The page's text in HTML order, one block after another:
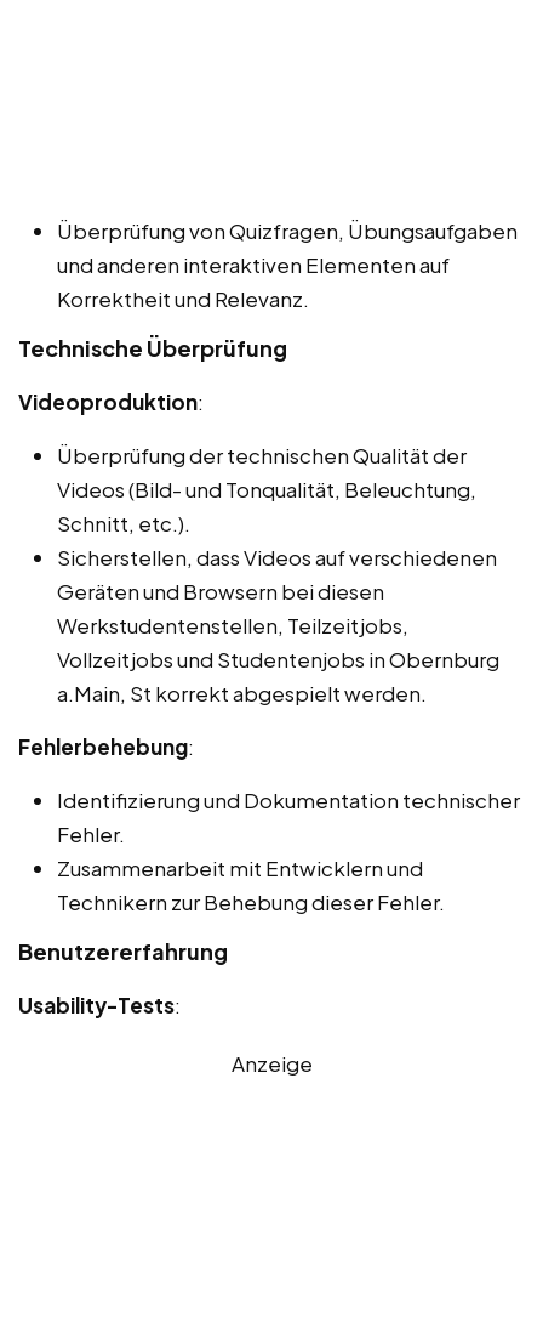
Überprüfung von Quizfragen, Übungsaufgaben
und anderen interaktiven Elementen auf
Korrektheit und Relevanz.
Technische Überprüfung
Videoproduktion:
Überprüfung der technischen Qualität der
Videos (Bild- und Tonqualität, Beleuchtung,
Schnitt, etc.).
Sicherstellen, dass Videos auf verschiedenen
Geräten und Browsern bei diesen
Werkstudentenstellen, Teilzeitjobs,
Vollzeitjobs und Studentenjobs in Obernburg
a.Main, St korrekt abgespielt werden.
Fehlerbehebung:
Identifizierung und Dokumentation technischer
Fehler.
Zusammenarbeit mit Entwicklern und
Technikern zur Behebung dieser Fehler.
Benutzererfahrung
Usability-Tests:
Anzeige